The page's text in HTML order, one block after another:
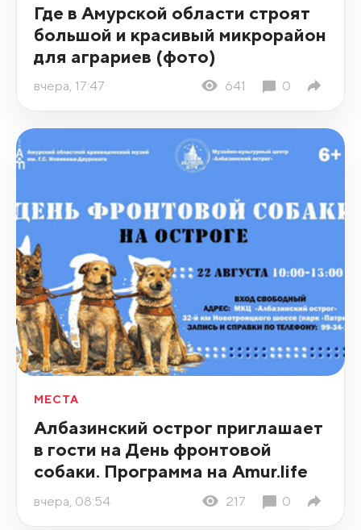
Где в Амурской области строят
большой и красивый микрорайон
для аграриев (фото)
вчера, 17:47 641 0
МЕСТА
Албазинский острог приглашает
в гости на День фронтовой
собаки. Программа на Amur.life
вчера, 08:54 217 0